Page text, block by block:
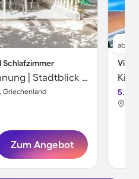
Schlafzimmer
Charmante Ferienwohnung | Stadtblick | Strand in der Nähe
Griechenland
Zum Angebot
ab
Villa
5.0